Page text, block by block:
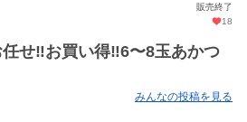
販売終了
18
任せ‼︎お買い得‼︎6〜8玉あかつ
みんなの投稿を見る